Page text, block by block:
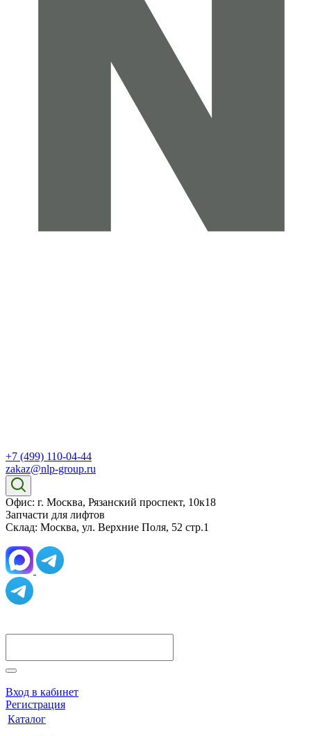
+7 (499) 110-04-44
zakaz@nlp-group.ru
Офис: г. Москва, Рязанский проспект, 10к18
Запчасти для лифтов
Склад: Москва, ул. Верхние Поля, 52 стр.1
Вход в кабинет
Регистрация
Каталог